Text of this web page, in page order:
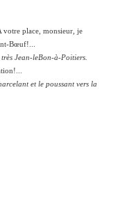
votre place, monsieur, je
Bœuf!...
Jean-leBon-à-Poitiers.
et le poussant vers la